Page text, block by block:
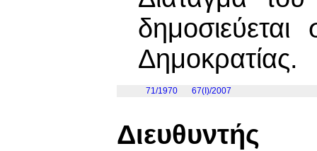
Δημοκρατίας.
71/1970 67(I)/2007
Διευθυντής